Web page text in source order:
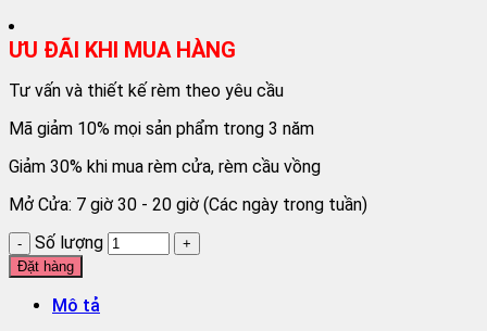
ƯU ĐÃI KHI MUA HÀNG
Tư vấn và thiết kế rèm theo yêu cầu
Mã giảm 10% mọi sản phẩm trong 3 năm
Giảm 30% khi mua rèm cửa, rèm cầu vồng
Mở Cửa: 7 giờ 30 - 20 giờ (Các ngày trong tuần)
Số lượng
Đặt hàng
Mô tả